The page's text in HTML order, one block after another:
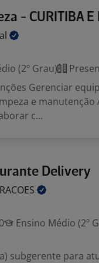
- CURITIBA E
(2º Grau)
Gerenciar
e manutenção
c...
Delivery
Ensino Médio (2º
subgerente para